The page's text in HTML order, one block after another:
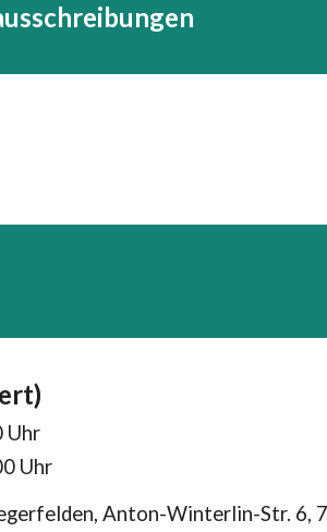
Uhr
Uhr
Anton-Winterlin-Str. 6,